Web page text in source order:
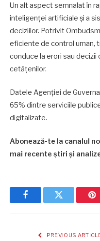
Un alt aspect semnalat în
inteligenței artificiale și a
deciziilor. Potrivit
eficiente de control uman,
conduce la erori sau
cetățenilor.
Datele Agenției de
65% dintre serviciile
digitalizate.
Abonează-te la canalul
mai recente știri și
FacebookTwitter
PREVIOUS